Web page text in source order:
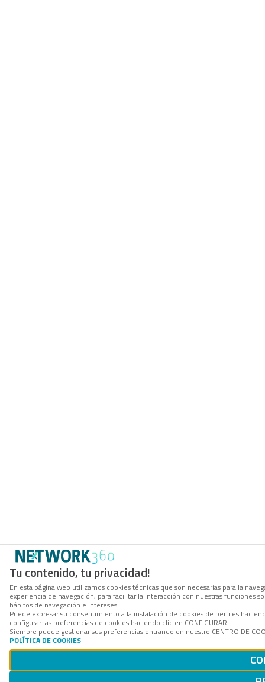
Tu contenido, tu privacidad!
En esta página web utilizamos cookies técnicas que son necesarias para la
experiencia de navegación, para facilitar la interacción con nuestras funciones
hábitos de navegación e intereses.
Puede expresar su consentimiento a la instalación de cookies de perfiles
configurar las preferencias de cookies haciendo clic en CONFIGURAR.
Siempre puede gestionar sus preferencias entrando en nuestro CENTRO DE
POLÍTICA DE COOKIES.